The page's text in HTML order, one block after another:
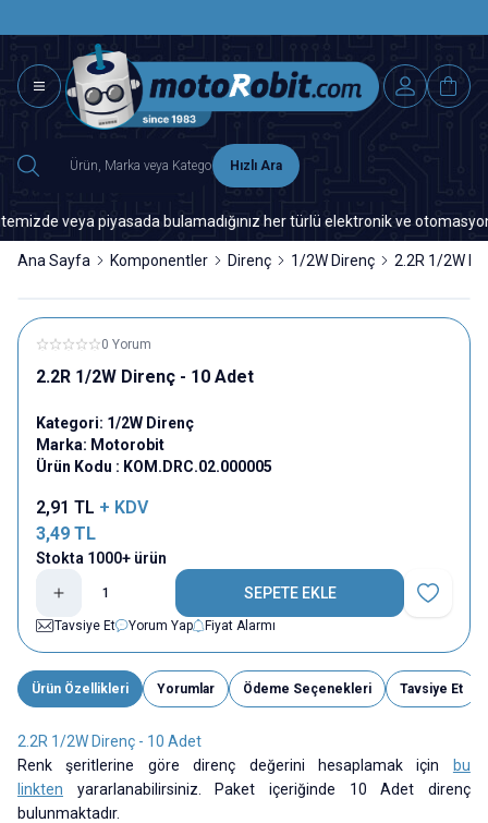
Hızlı Ara
veya piyasada bulamadığınız her türlü elektronik ve otomasyon
Ana Sayfa Komponentler Direnç 1/2W Direnç 2.2R 1/2W
0 Yorum
2.2R 1/2W Direnç - 10 Adet
Kategori: 1/2W Direnç
Marka: Motorobit
Ürün Kodu : KOM.DRC.02.000005
2,91 TL + KDV
3,49 TL
Stokta 1000+ ürün
SEPETE EKLE
Favoriye
Tavsiye Et
Yorum Yap Fiyat Alarmı
Ürün Özellikleri Yorumlar Ödeme Seçenekleri Tavsiye Et
2.2R 1/2W Direnç - 10 Adet
Renk şeritlerine göre direnç değerini hesaplamak için
bu
linkten yararlanabilirsiniz. Paket içeriğinde 10 Adet direnç
bulunmaktadır.